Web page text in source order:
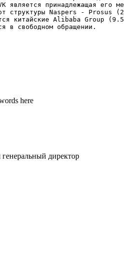
является принадлежащая его
структуры Naspers - Prosus
китайские Alibaba Group
в свободном обращении.
here
директор